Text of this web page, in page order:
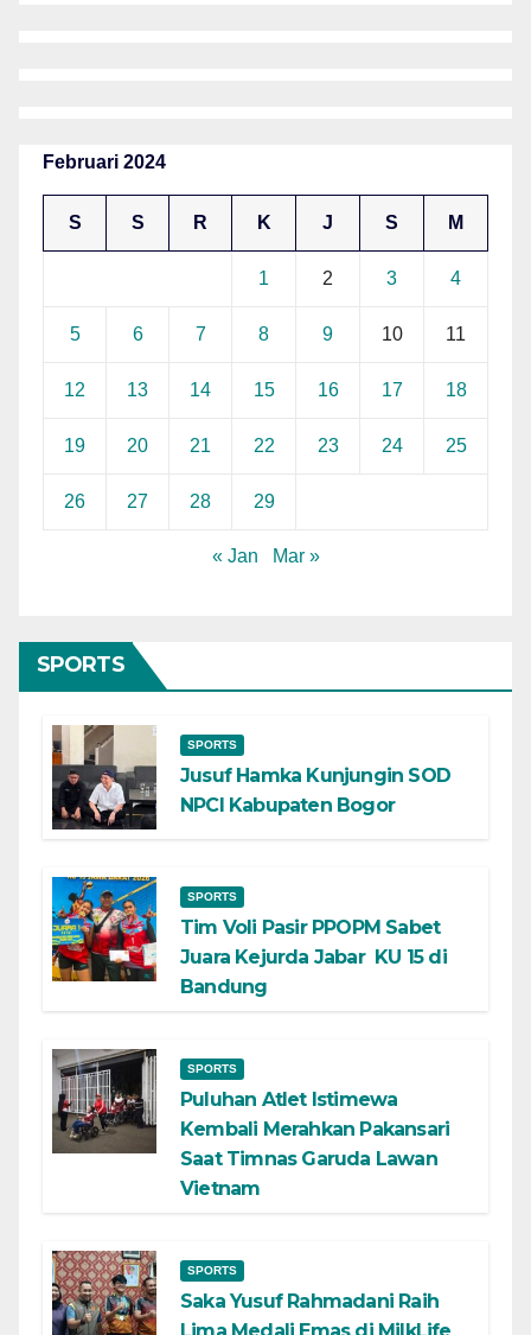
Februari 2024
S S R K J S M
1 2 3 4
5 6 7 8 9 10 11
12 13 14 15 16 17 18
19 20 21 22 23 24 25
26 27 28 29
« Jan Mar »
SPORTS
SPORTS
Jusuf Hamka Kunjungin SOD
NPCI Kabupaten Bogor
SPORTS
Tim Voli Pasir PPOPM Sabet
Juara Kejurda Jabar KU 15 di
Bandung
SPORTS
Puluhan Atlet Istimewa
Kembali Merahkan Pakansari
Saat Timnas Garuda Lawan
Vietnam
SPORTS
Saka Yusuf Rahmadani Raih